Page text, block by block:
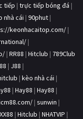
tiếp | trực tiếp bóng đá |
nhà cái | 90phut |
keonhacaitop.com/ |
|
| RR88 | Hitclub | 789Club
| J88 |
| kèo nhà cái |
| Hay88 | Hay88 |
| sunwin |
XX88 | Hitclub | NHATVIP |